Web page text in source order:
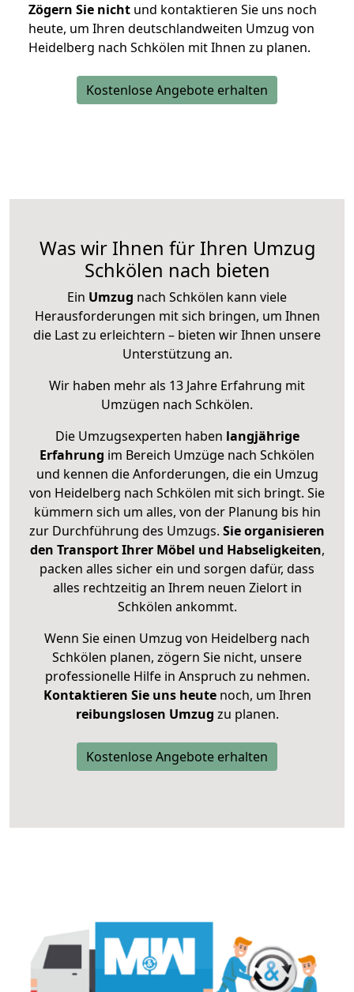
Zögern Sie nicht und kontaktieren Sie uns noch
heute, um Ihren deutschlandweiten Umzug von
Heidelberg nach Schkölen mit Ihnen zu planen.
Kostenlose Angebote erhalten
Was wir Ihnen für Ihren Umzug
Schkölen nach bieten
Ein Umzug nach Schkölen kann viele
Herausforderungen mit sich bringen, um Ihnen
die Last zu erleichtern – bieten wir Ihnen unsere
Unterstützung an.
Wir haben mehr als 13 Jahre Erfahrung mit
Umzügen nach Schkölen.
Die Umzugsexperten haben langjährige
Erfahrung im Bereich Umzüge nach Schkölen
und kennen die Anforderungen, die ein Umzug
von Heidelberg nach Schkölen mit sich bringt. Sie
kümmern sich um alles, von der Planung bis hin
zur Durchführung des Umzugs. Sie organisieren
den Transport Ihrer Möbel und Habseligkeiten,
packen alles sicher ein und sorgen dafür, dass
alles rechtzeitig an Ihrem neuen Zielort in
Schkölen ankommt.
Wenn Sie einen Umzug von Heidelberg nach
Schkölen planen, zögern Sie nicht, unsere
professionelle Hilfe in Anspruch zu nehmen.
Kontaktieren Sie uns heutenoch, um Ihren
reibungslosen Umzug zu planen.
Kostenlose Angebote erhalten